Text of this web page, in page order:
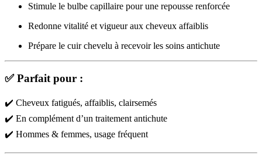
Stimule le bulbe capillaire pour une repousse renforcée
Redonne vitalité et vigueur aux cheveux affaiblis
Prépare le cuir chevelu à recevoir les soins antichute
✅Parfait pour :
✔️ Cheveux fatigués, affaiblis, clairsemés
✔️ En complément d’un traitement antichute
✔️ Hommes & femmes, usage fréquent